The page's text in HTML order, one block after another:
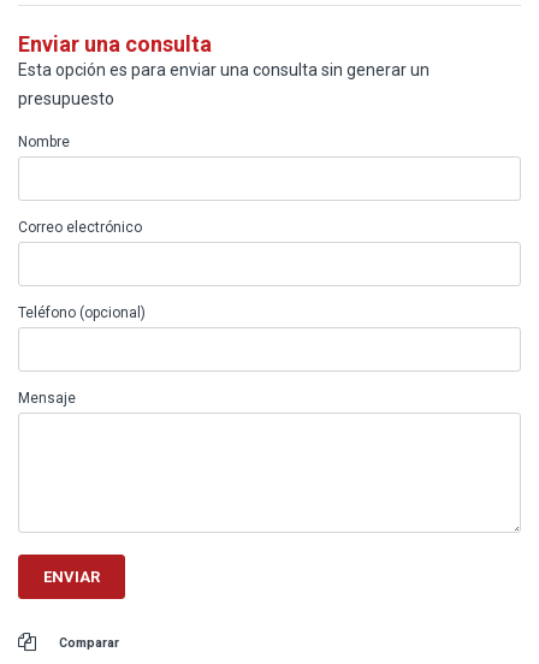
Enviar una consulta
Esta opción es para enviar una consulta sin generar un
presupuesto
Nombre
Correo electrónico
Teléfono (opcional)
Mensaje
Comparar